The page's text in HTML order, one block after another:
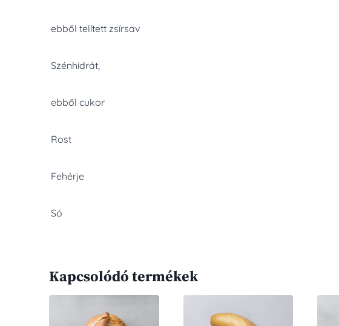
ebből telített zsírsav
Szénhidrát,
ebből cukor
Rost
Fehérje
Só
Kapcsolódó termékek